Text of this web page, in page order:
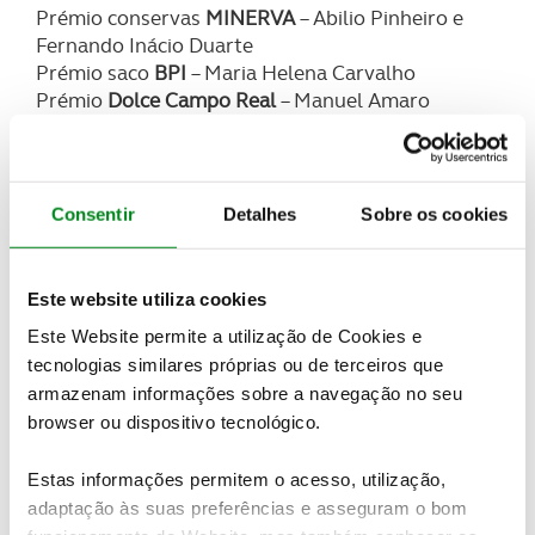
Consentir Detalhes Sobre os cookies
Este website utiliza cookies
Este Website permite a utilização de Cookies e
tecnologias similares próprias ou de terceiros que
armazenam informações sobre a navegação no seu
browser ou dispositivo tecnológico.
Estas informações permitem o acesso, utilização,
adaptação às suas preferências e asseguram o bom
Prémio conservas MINERVA– Abilio Pinheiro e
Fernando Inácio Duarte
Prémio saco BPI – Maria Helena Carvalho
Prémio Dolce Campo Real– Manuel Amaro
– José Maria Santos
PrémioMaça de Alcobaça– Bernardo Gonçalves
Classificações, Imagens e redes sociais